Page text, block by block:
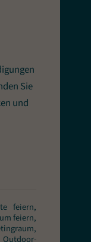
Sie
und
feiern,
feiern,
Outdoor-